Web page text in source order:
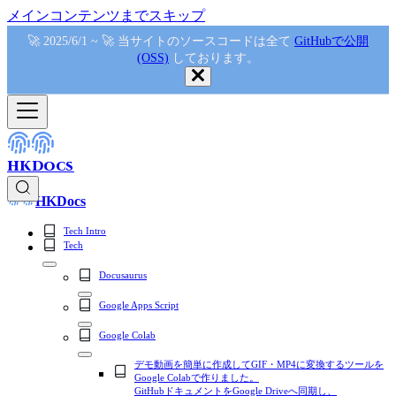
メインコンテンツまでスキップ
🚀 2025/6/1 ~ 🚀 当サイトのソースコードは全て GitHubで公開
(OSS) しております。
HKDocs
HKDocs
Tech Intro
Tech
Docusaurus
Google Apps Script
Google Colab
デモ動画を簡単に作成してGIF・MP4に変換するツールを
Google Colabで作りました。
GitHubドキュメントをGoogle Driveへ同期し、